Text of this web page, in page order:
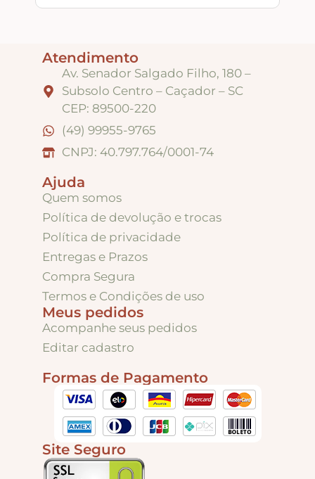
Atendimento
Av. Senador Salgado Filho, 180 –
Subsolo Centro – Caçador – SC
CEP: 89500-220
(49) 99955-9765
CNPJ: 40.797.764/0001-74
Ajuda
Quem somos
Política de devolução e trocas
Política de privacidade
Entregas e Prazos
Compra Segura
Termos e Condições de uso
Meus pedidos
Acompanhe seus pedidos
Editar cadastro
Formas de Pagamento
Site Seguro